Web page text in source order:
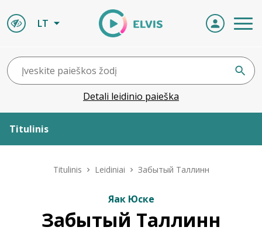
LT
Detali leidinio paieška
Titulinis
ELVIS atvyksta
Titulinis Leidiniai Забытый Таллинн
Яак Юске
Забытый Таллинн